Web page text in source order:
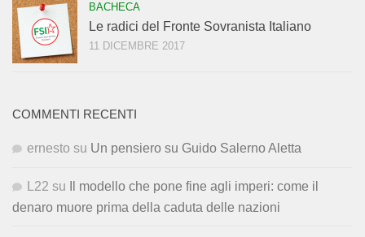
BACHECA
Le radici del Fronte Sovranista Italiano
11 DICEMBRE 2017
COMMENTI RECENTI
ernesto su Un pensiero su Guido Salerno Aletta
L22 su
Il modello che pone fine agli imperi: come il
denaro muore prima della caduta delle nazioni